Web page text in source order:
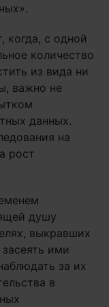
когда, с одной
количество
из вида ни
важно не
данных.
на
рост
душу
выкравших
ими
за их
в